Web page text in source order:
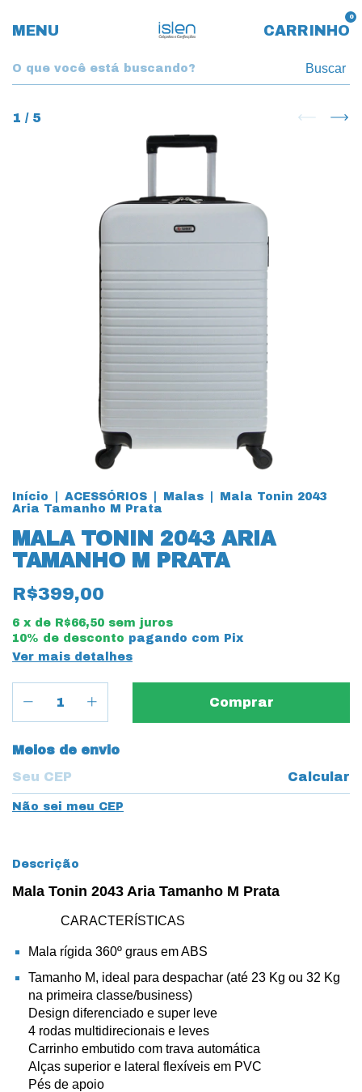
MENU CARRINHO
0
Buscar
1 / 5
Início ACESSÓRIOS Malas
Mala Tonin 2043
Aria Tamanho M Prata
MALA TONIN 2043 ARIA
TAMANHO M PRATA
R$399,00
6 x de R$66,50 sem juros
10% de desconto pagando com Pix
Ver mais detalhes
Entregas para o CEP:
Meios de envio
Calcular
Não sei meu CEP
Descrição
Mala Tonin 2043 Aria Tamanho M Prata
CARACTERÍSTICAS
Mala rígida 360º graus em ABS
Tamanho M, ideal para despachar (até 23 Kg ou 32 Kg
na primeira classe/business)
Design diferenciado e super leve
4 rodas multidirecionais e leves
Carrinho embutido com trava automática
Alças superior e lateral flexíveis em PVC
Pés de apoio